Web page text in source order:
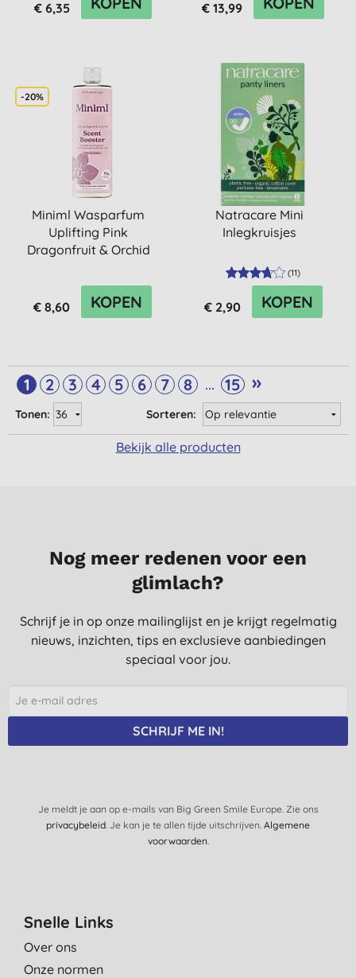
€ 6,35 € 13,99
-20%
Miniml Wasparfum
Uplifting Pink
Dragonfruit & Orchid
€ 8,60 KOPEN
Natracare Mini
Inlegkruisjes
(11)
€ 2,90 KOPEN
1 2 3 4 5 6 7 8 ... 15 »
Sorteren:
Tonen:
Bekijk alle producten
Nog meer redenen voor een
glimlach?
Schrijf je in op onze mailinglijst en je krijgt regelmatig
nieuws, inzichten, tips en exclusieve aanbiedingen
speciaal voor jou.
SCHRIJF ME IN!
Je meldt je aan op e-mails van Big Green Smile Europe. Zie ons
privacybeleid. Je kan je te allen tijde uitschrijven. Algemene
voorwaarden.
Snelle Links
Over ons
Onze normen